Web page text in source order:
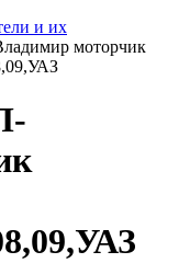
и их
моторчик